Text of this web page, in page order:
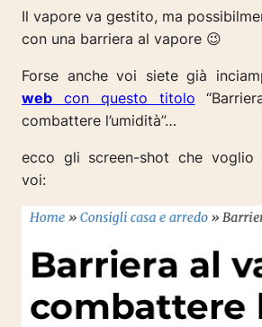
Il vapore va gestito, ma
con una barriera al vapore 😉
Forse anche voi siete già
web con questo titolo
combattere l’umidità”…
ecco gli screen-shot che voglio
voi: